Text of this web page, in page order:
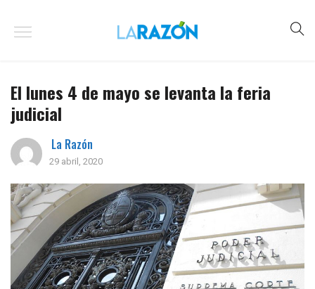
El lunes 4 de mayo se levanta la feria
judicial
La Razón
29 abril, 2020